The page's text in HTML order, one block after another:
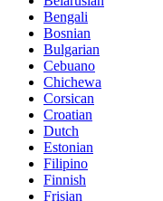
Bengali
Bosnian
Bulgarian
Cebuano
Chichewa
Corsican
Croatian
Dutch
Estonian
Filipino
Finnish
Frisian